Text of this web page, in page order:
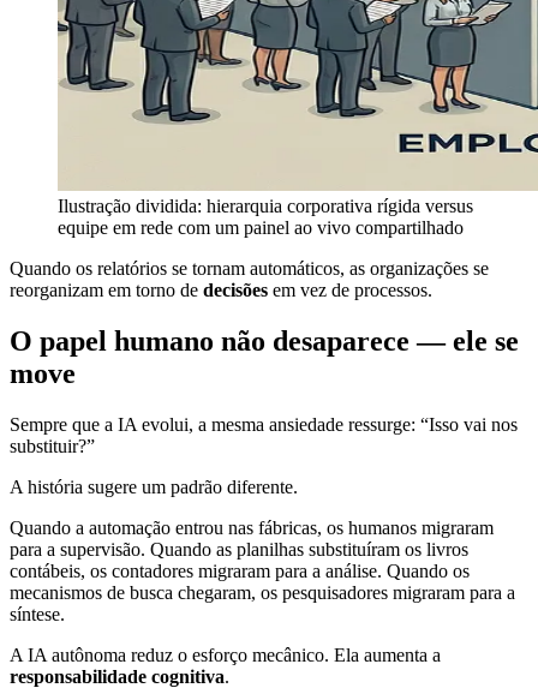
Ilustração dividida: hierarquia corporativa rígida versus
equipe em rede com um painel ao vivo compartilhado
Quando os relatórios se tornam automáticos, as organizações se
reorganizam em torno de decisões em vez de processos.
O papel humano não desaparece — ele se
move
Sempre que a IA evolui, a mesma ansiedade ressurge: “Isso vai nos
substituir?”
A história sugere um padrão diferente.
Quando a automação entrou nas fábricas, os humanos migraram
para a supervisão. Quando as planilhas substituíram os livros
contábeis, os contadores migraram para a análise. Quando os
mecanismos de busca chegaram, os pesquisadores migraram para a
síntese.
A IA autônoma reduz o esforço mecânico. Ela aumenta a
responsabilidade cognitiva.